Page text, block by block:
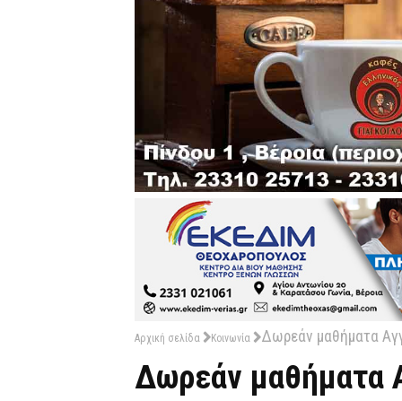
Αρχική σελίδα Κοινωνία Δωρεάν μαθήματα
Δωρεάν μαθήματα